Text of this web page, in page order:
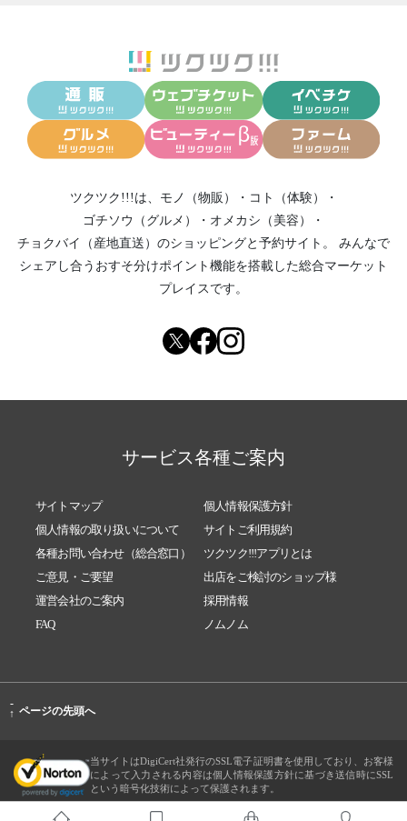
ツクツク!!!は、 モノ（物販） ・ コト（体験）
・
ゴチソウ（グルメ）
・ オメカシ（美容）
・
チョクバイ（産地直送） のショッピングと予約サイト。
みんなで
シェアし合う おすそ分けポイント機能を搭載した総合マーケット
プレイスです。
サービス各種ご案内
サイトマップ
個人情報保護方針
個人情報の取り扱いについて
サイトご利用規約
各種お問い合わせ（総合窓口）
ツクツク!!!アプリとは
ご意見・ご要望
出店をご検討のショップ様
運営会社のご案内
採用情報
FAQ
ノムノム
-
↑ ページの先頭へ
当サイトはDigiCert社発行のSSL電子証明書を使用しており、お客様
によって入力される内容は個人情報保護方針に基づき送信時にSSL
という暗号化技術によって保護されます。